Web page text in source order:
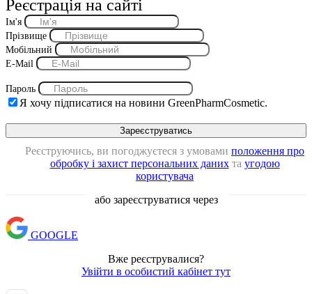
Реєстрація на сайті
Ім'я
Прізвище
Мобільний
E-Mail
Пароль
Я хочу підписатися на новини GreenPharmCosmetic.
Реєструючись, ви погоджуєтеся з умовами положення про
обробку і захист персональних данихта угодою
користувача
або зареєструватися через
GOOGLE
Вже реєструвалися?
Увійти в особистий кабінет тут